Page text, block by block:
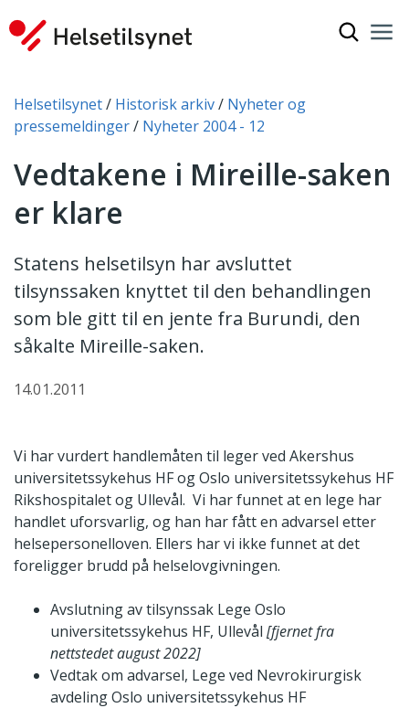
Du er her:
Helsetilsynet Historisk arkiv
Nyheter og
pressemeldinger
Nyheter 2004 - 12
Vedtakene i Mireille-saken
er klare
Statens helsetilsyn har avsluttet
tilsynssaken knyttet til den behandlingen
som ble gitt til en jente fra Burundi, den
såkalte Mireille-saken.
14.01.2011
Vi har vurdert handlemåten til leger ved Akershus
universitetssykehus HF og Oslo universitetssykehus HF
Rikshospitalet og Ullevål. Vi har funnet at en lege har
handlet uforsvarlig, og han har fått en advarsel etter
helsepersonelloven. Ellers har vi ikke funnet at det
foreligger brudd på helselovgivningen.
Avslutning av tilsynssak Lege Oslo
universitetssykehus HF, Ullevål [fjernet fra
nettstedet august 2022]
Vedtak om advarsel, Lege ved Nevrokirurgisk
avdeling Oslo universitetssykehus HF